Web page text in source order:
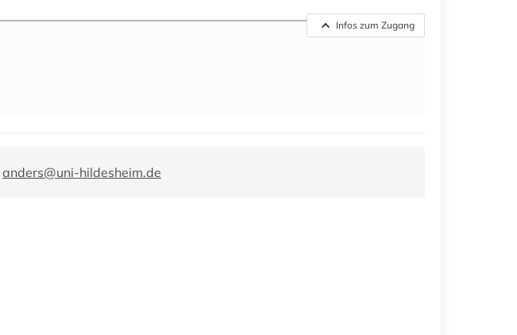
Infos zum Zugang
anders@uni-hildesheim.de